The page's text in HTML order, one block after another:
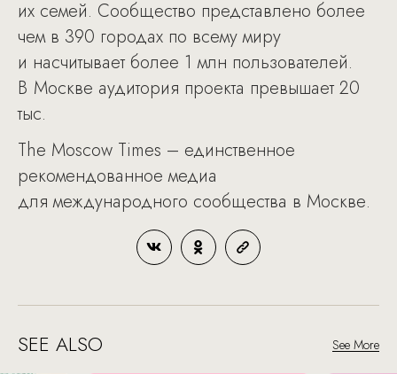
их семей. Сообщество представлено более
чем в 390 городах по всему миру
и насчитывает более 1 млн пользователей.
В Москве аудитория проекта превышает 20
тыс.
The Moscow Times – единственное
рекомендованное медиа
для международного сообщества в Москве.
SEE ALSO See More